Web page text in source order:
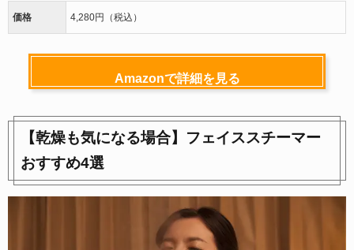
価格 4,280円（税込）
Amazonで詳細を見る
【乾燥も気になる場合】フェイススチーマー
おすすめ4選